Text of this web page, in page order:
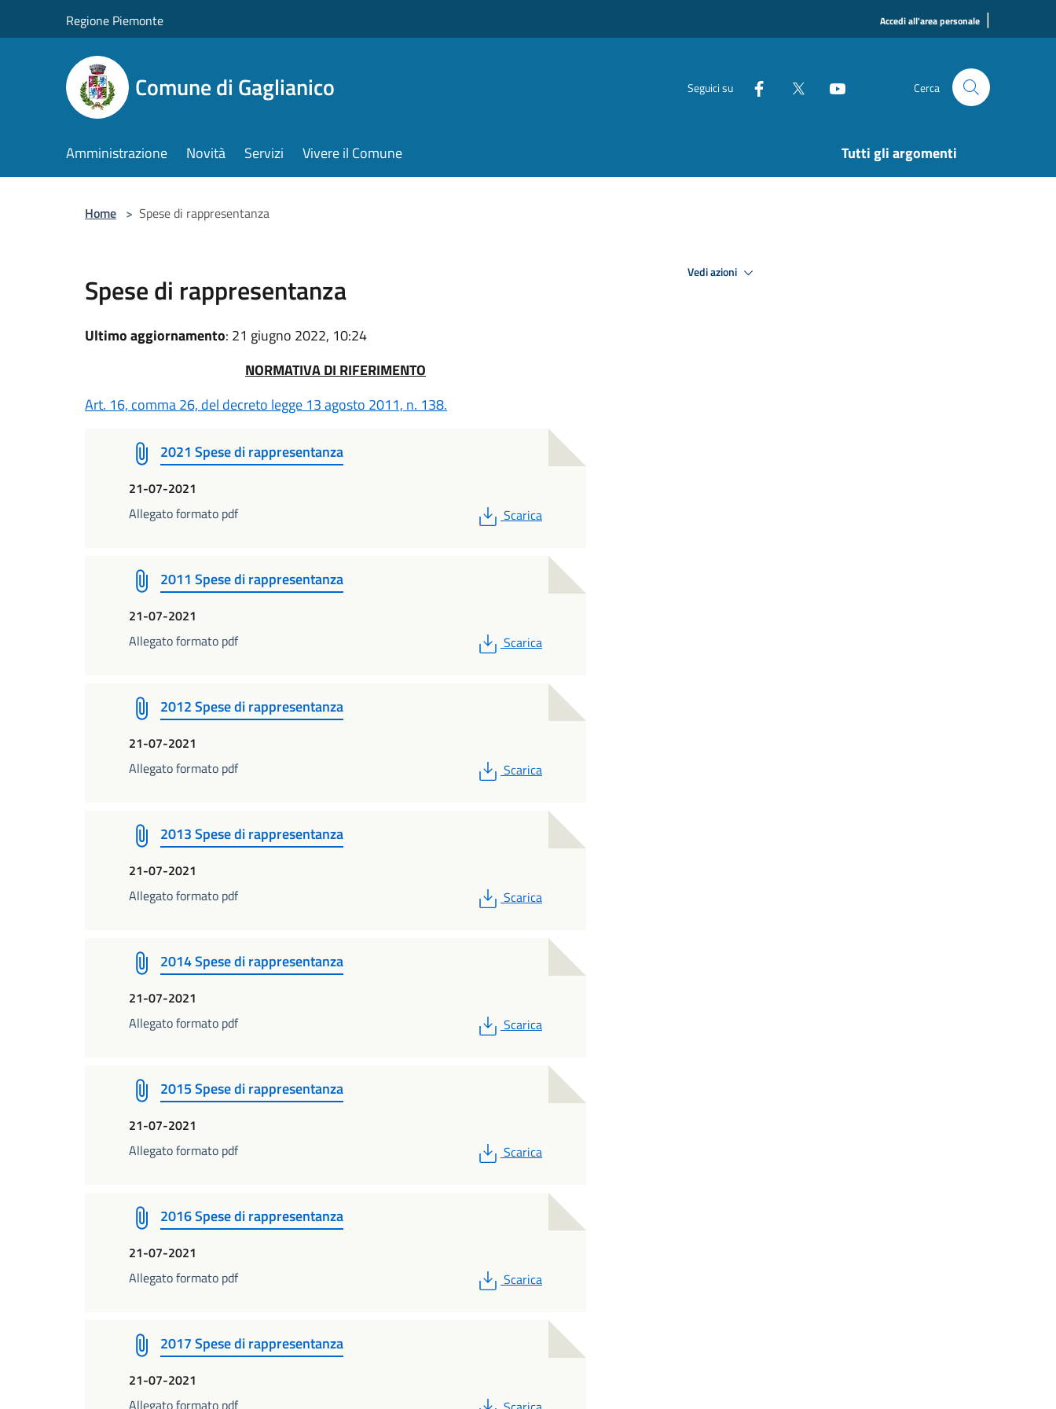
Regione Piemonte Accedi all'area personale |
Comune di Gaglianico Seguici su Cerca
Amministrazione Novità Servizi Vivere il Comune Tutti gli argomenti
Home > Spese di rappresentanza
Spese di rappresentanza
Ultimo aggiornamento: 21 giugno 2022, 10:24
NORMATIVA DI RIFERIMENTO
Art. 16, comma 26, del decreto legge 13 agosto 2011, n. 138.
2021 Spese di rappresentanza
21-07-2021
Allegato formato pdf
PDF
Scarica
2011 Spese di rappresentanza
21-07-2021
Allegato formato pdf
PDF
Scarica
2012 Spese di rappresentanza
21-07-2021
Allegato formato pdf
PDF
Scarica
2013 Spese di rappresentanza
21-07-2021
Allegato formato pdf
PDF
Scarica
2014 Spese di rappresentanza
21-07-2021
Allegato formato pdf
PDF
Scarica
2015 Spese di rappresentanza
21-07-2021
Allegato formato pdf
PDF
Scarica
2016 Spese di rappresentanza
21-07-2021
Allegato formato pdf
PDF
Scarica
2017 Spese di rappresentanza
21-07-2021
Allegato formato pdf
PDF
Vedi azioni